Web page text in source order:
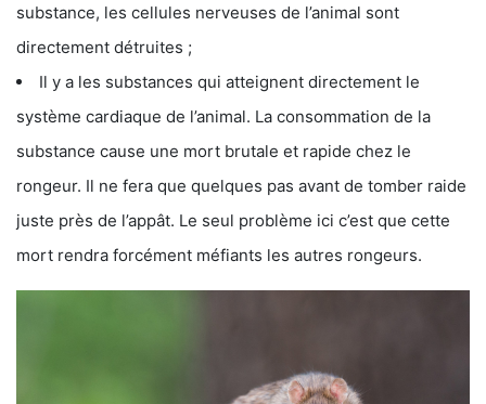
substance, les cellules nerveuses de l’animal sont
directement détruites ;
Il y a les substances qui atteignent directement le
système cardiaque de l’animal. La consommation de la
substance cause une mort brutale et rapide chez le
rongeur. Il ne fera que quelques pas avant de tomber raide
juste près de l’appât. Le seul problème ici c’est que cette
mort rendra forcément méfiants les autres rongeurs.